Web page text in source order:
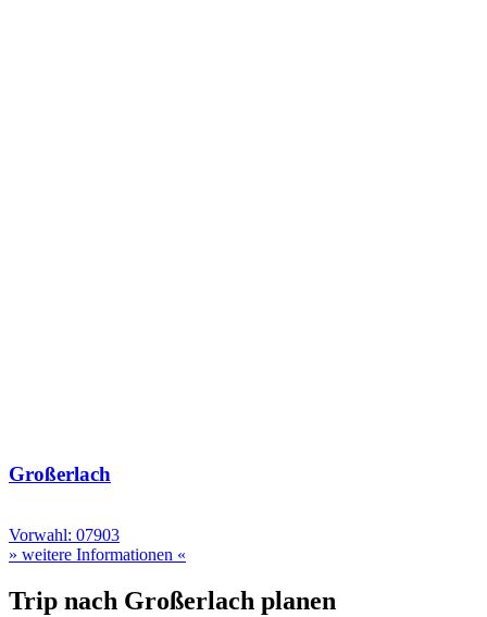
Großerlach
Vorwahl: 07903
» weitere Informationen «
Trip nach Großerlach planen